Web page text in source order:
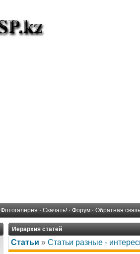
Фотогалерея · Скачать! · Форум · Обратная связь
Иерархия статей
Статьи » Статьи разные -